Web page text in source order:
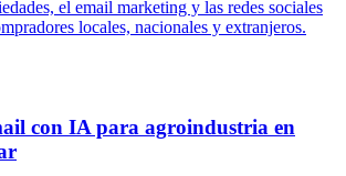
el email marketing y las redes sociales
locales, nacionales y extranjeros.
con IA para agroindustria en